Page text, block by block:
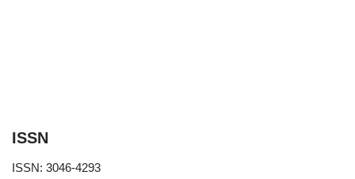
ISSN
ISSN: 3046-4293